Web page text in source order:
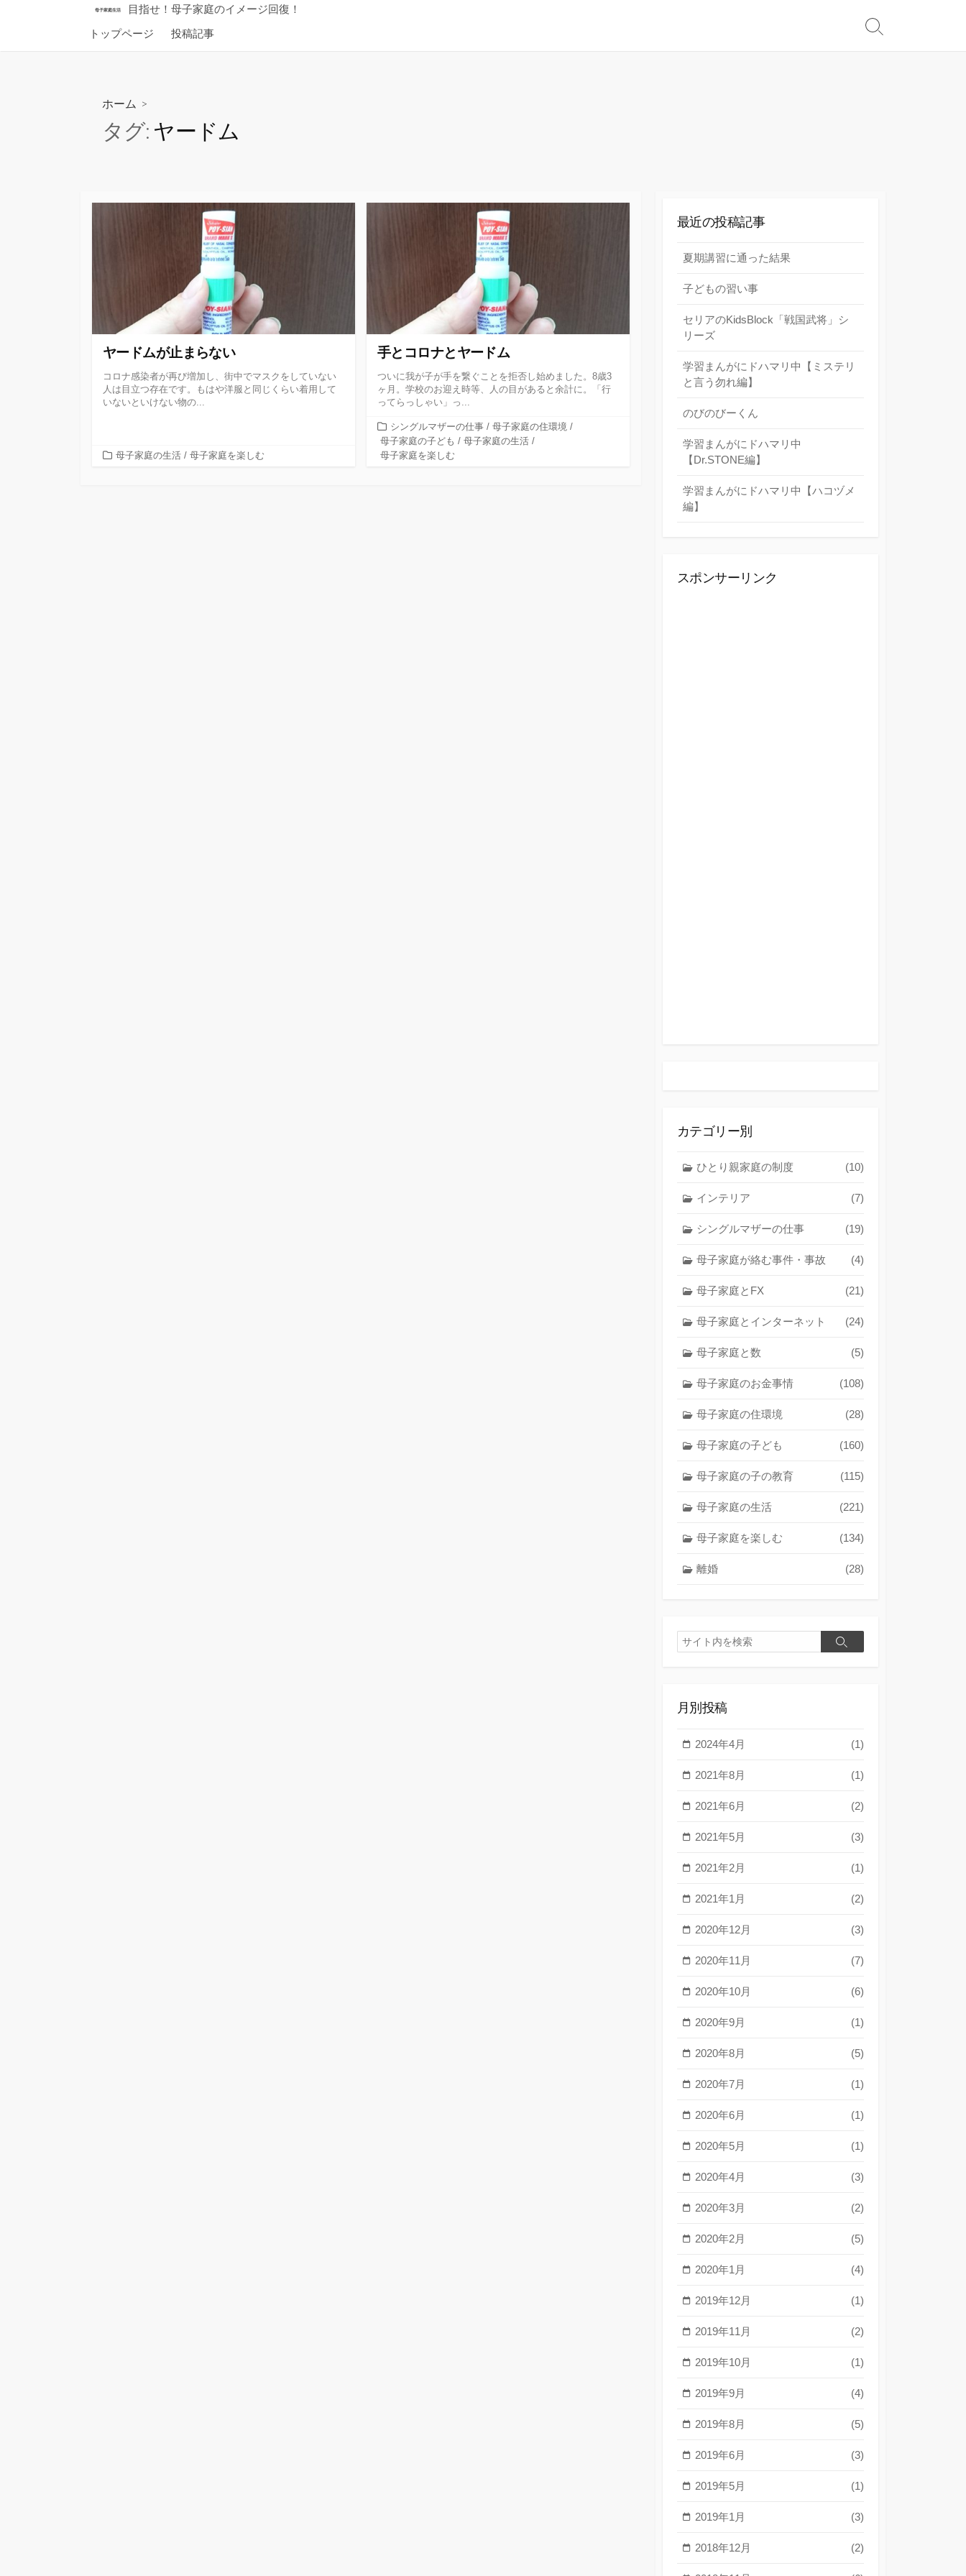
母子家庭生活 目指せ！母子家庭のイメージ回復！
トップページ 投稿記事
検
ホーム >
タグ: ヤードム
ヤードムが止まらない
コロナ感染者が再び増加し、街中でマスクをしていない
人は目立つ存在です。もはや洋服と同じくらい着用して
いないといけない物の...
カ
母子家庭の生活 / 母子家庭を楽しむ
手とコロナとヤードム
ついに我が子が手を繋ぐことを拒否し始めました。8歳3
ヶ月。学校のお迎え時等、人の目があると余計に。「行
ってらっしゃい」っ...
カ
テ
ゴ
シングルマザーの仕事 / 母子家庭の住環境 /
母子家庭の子ども / 母子家庭の生活 /
母子家庭を楽しむ
最近の投稿記事
夏期講習に通った結果
子どもの習い事
セリアのKidsBlock「戦国武将」シ
リーズ
学習まんがにドハマリ中【ミステリ
と言う勿れ編】
のびのびーくん
学習まんがにドハマリ中
【Dr.STONE編】
学習まんがにドハマリ中【ハコヅメ
編】
スポンサーリンク
カテゴリー別
ひとり親家庭の制度 (10)
インテリア (7)
シングルマザーの仕事 (19)
母子家庭が絡む事件・事故 (4)
母子家庭とFX (21)
母子家庭とインターネット (24)
母子家庭と数 (5)
母子家庭のお金事情 (108)
母子家庭の住環境 (28)
母子家庭の子ども (160)
母子家庭の子の教育 (115)
母子家庭の生活 (221)
母子家庭を楽しむ (134)
離婚 (28)
検
索
検
月別投稿
2024年4月 (1)
2021年8月 (1)
2021年6月 (2)
2021年5月 (3)
2021年2月 (1)
2021年1月 (2)
2020年12月 (3)
2020年11月 (7)
2020年10月 (6)
2020年9月 (1)
2020年8月 (5)
2020年7月 (1)
2020年6月 (1)
2020年5月 (1)
2020年4月 (3)
2020年3月 (2)
2020年2月 (5)
2020年1月 (4)
2019年12月 (1)
2019年11月 (2)
2019年10月 (1)
2019年9月 (4)
2019年8月 (5)
2019年6月 (3)
2019年5月 (1)
2019年1月 (3)
2018年12月 (2)